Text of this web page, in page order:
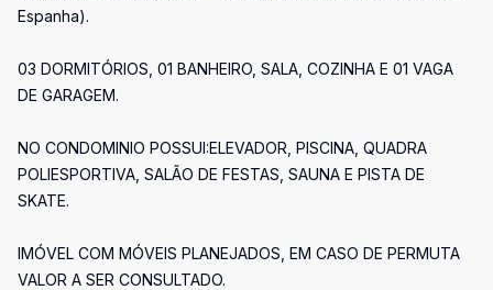
Espanha).
03 DORMITÓRIOS, 01 BANHEIRO, SALA, COZINHA E 01 VAGA
DE GARAGEM.
NO CONDOMINIO POSSUI:ELEVADOR, PISCINA, QUADRA
POLIESPORTIVA, SALÃO DE FESTAS, SAUNA E PISTA DE
SKATE.
IMÓVEL COM MÓVEIS PLANEJADOS, EM CASO DE PERMUTA
VALOR A SER CONSULTADO.